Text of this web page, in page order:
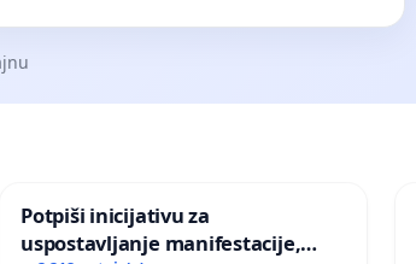
Potpiši inicijativu za
uspostavljanje manifestacije,